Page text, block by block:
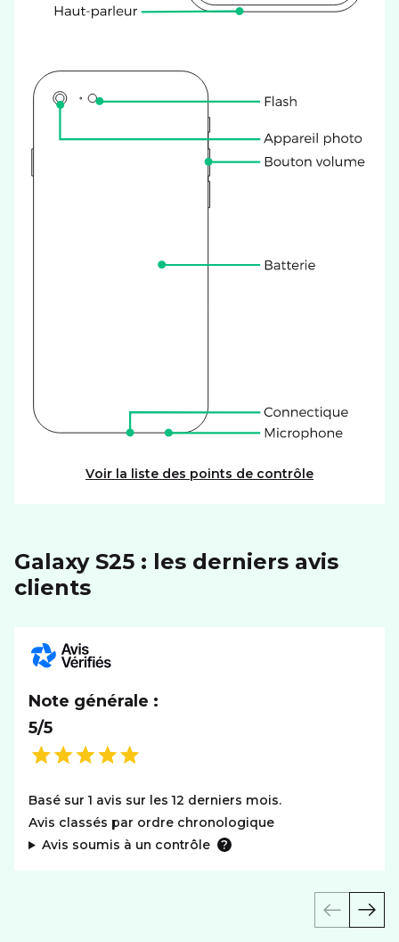
Voir la liste des points de contrôle
Galaxy S25 : les derniers avis
clients
Note générale :
5/5
Basé sur 1 avis sur les 12 derniers mois.
Avis classés par ordre chronologique
Avis soumis à un contrôle